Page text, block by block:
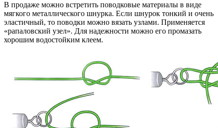
В продаже можно встретить поводковые материалы в виде
мягкого металлического шнурка. Если шнурок тонкий и очень
эластичный, то поводки можно вязать узлами. Применяется
«рапаловский узел». Для надежности можно его промазать
хорошим водостойким клеем.